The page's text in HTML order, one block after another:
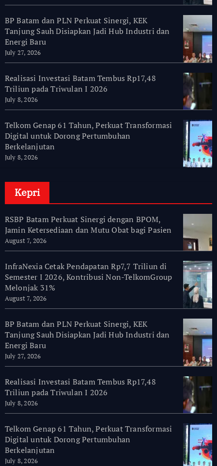
BP Batam dan PLN Perkuat Sinergi, KEK
Tanjung Sauh Disiapkan Jadi Hub Industri dan
Energi Baru
July 27, 2026
Realisasi Investasi Batam Tembus Rp17,48
Triliun pada Triwulan I 2026
July 8, 2026
Telkom Genap 61 Tahun, Perkuat Transformasi
Digital untuk Dorong Pertumbuhan
Berkelanjutan
July 8, 2026
Kepri
RSBP Batam Perkuat Sinergi dengan BPOM,
Jamin Ketersediaan dan Mutu Obat bagi Pasien
August 7, 2026
InfraNexia Cetak Pendapatan Rp7,7 Triliun di
Semester I 2026, Kontribusi Non-TelkomGroup
Melonjak 31%
August 7, 2026
BP Batam dan PLN Perkuat Sinergi, KEK
Tanjung Sauh Disiapkan Jadi Hub Industri dan
Energi Baru
July 27, 2026
Realisasi Investasi Batam Tembus Rp17,48
Triliun pada Triwulan I 2026
July 8, 2026
Telkom Genap 61 Tahun, Perkuat Transformasi
Digital untuk Dorong Pertumbuhan
Berkelanjutan
July 8, 2026